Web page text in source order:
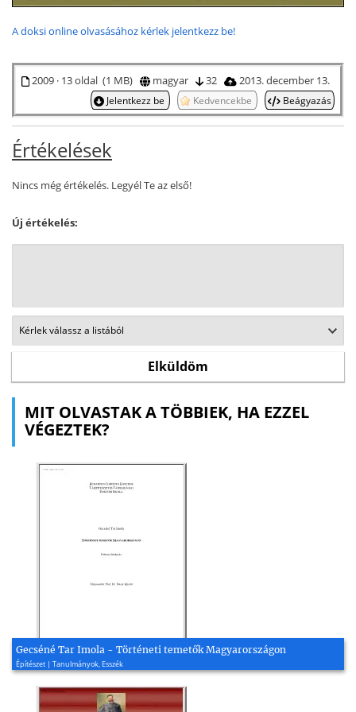
A doksi online olvasásához kérlek jelentkezz be!
2009 · 13 oldal (1 MB) magyar 32 2013. december 13.
Jelentkezz be Kedvencekbe Beágyazás
Értékelések
Nincs még értékelés. Legyél Te az első!
Új értékelés:
MIT OLVASTAK A TÖBBIEK, HA EZZEL
VÉGEZTEK?
Gecséné Tar Imola - Történeti temetők Magyarországon
Építészet | Tanulmányok, Esszék